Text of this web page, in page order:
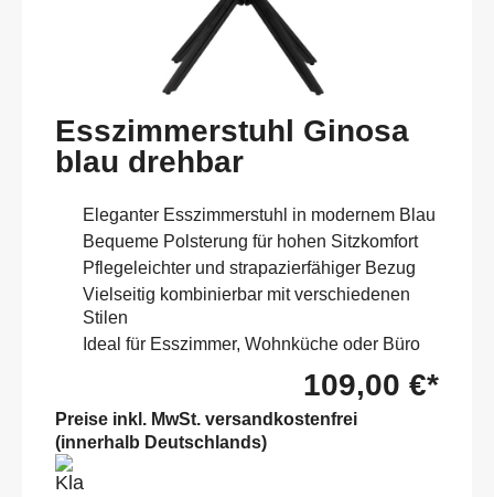
Esszimmerstuhl Ginosa
blau drehbar
Eleganter Esszimmerstuhl in modernem Blau
Bequeme Polsterung für hohen Sitzkomfort
Pflegeleichter und strapazierfähiger Bezug
Vielseitig kombinierbar mit verschiedenen
Stilen
Ideal für Esszimmer, Wohnküche oder Büro
109,00 €*
Preise inkl. MwSt. versandkostenfrei
(innerhalb Deutschlands)